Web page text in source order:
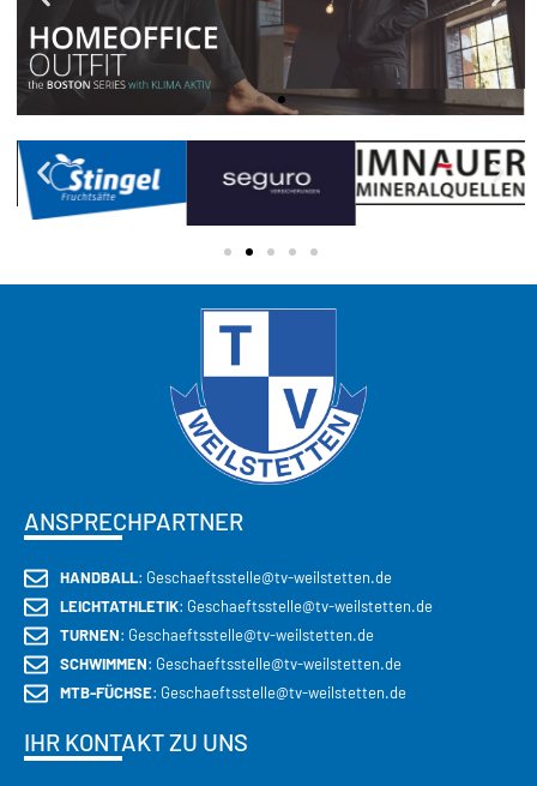
ANSPRECHPARTNER
HANDBALL: Geschaeftsstelle@tv-weilstetten.de
LEICHTATHLETIK: Geschaeftsstelle@tv-weilstetten.de
TURNEN: Geschaeftsstelle@tv-weilstetten.de
SCHWIMMEN: Geschaeftsstelle@tv-weilstetten.de
MTB-FÜCHSE: Geschaeftsstelle@tv-weilstetten.de
IHR KONTAKT ZU UNS